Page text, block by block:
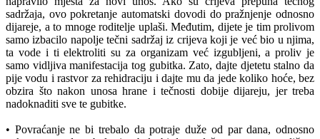
sadržaja, ovo pokretanje automatski dovodi do pražnjenje odnosno
dijareje, a to mnoge roditelje uplaši. Međutim, dijete je tim prolivom
samo izbacilo napolje tečni sadržaj iz crijeva koji je već bio u njima,
ta vode i ti elektroliti su za organizam već izgubljeni, a proliv je
samo vidljiva manifestacija tog gubitka. Zato, dajte djetetu stalno da
pije vodu i rastvor za rehidraciju i dajte mu da jede koliko hoće, bez
obzira što nakon unosa hrane i tečnosti dobije dijareju, jer treba
nadoknaditi sve te gubitke.
• Povraćanje ne bi trebalo da potraje duže od par dana, odnosno